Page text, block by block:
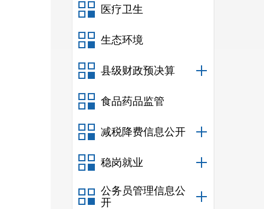
医疗卫生
生态环境
县级财政预决算
食品药品监管
减税降费信息公开
稳岗就业
公务员管理信息公
开